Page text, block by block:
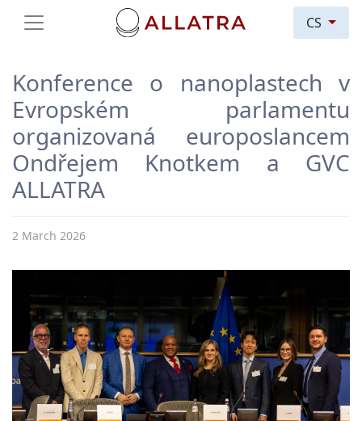
CS
Konference o nanoplastech v
Evropském parlamentu
organizovaná europoslancem
Ondřejem Knotkem a GVC
ALLATRA
2 March 2026